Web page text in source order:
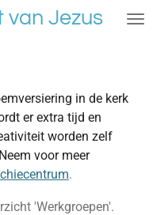
van Jezus
in de kerk
er extra tijd en
worden zelf
voor meer
.
'Werkgroepen'.